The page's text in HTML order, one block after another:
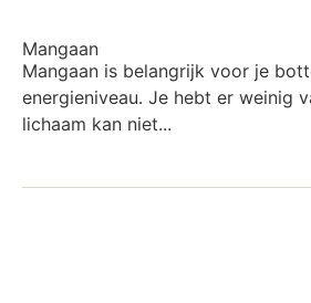
Mangaan
Mangaan is belangrijk voor je
energieniveau. Je hebt er weinig
lichaam kan niet...